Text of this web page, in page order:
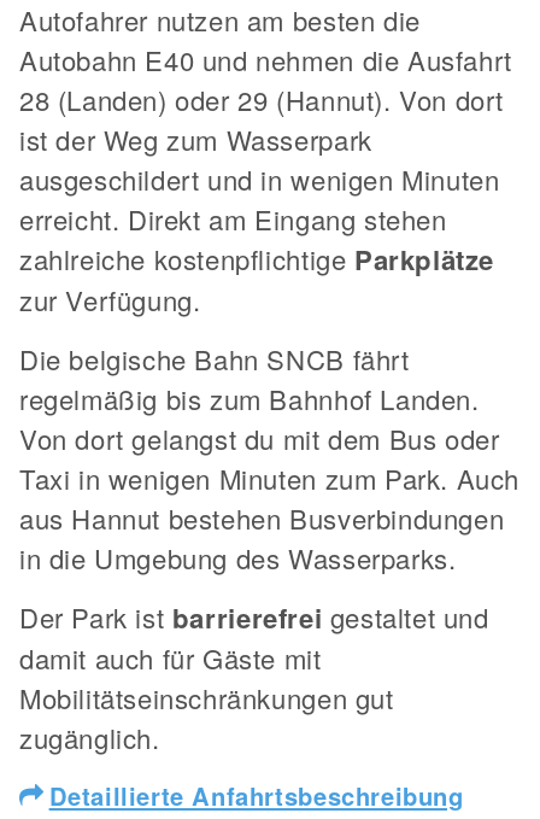
Autofahrer nutzen am besten die
Autobahn E40 und nehmen die Ausfahrt
28 (Landen) oder 29 (Hannut). Von dort
ist der Weg zum Wasserpark
ausgeschildert und in wenigen Minuten
erreicht. Direkt am Eingang stehen
zahlreiche kostenpflichtige Parkplätze
zur Verfügung.
Die belgische Bahn SNCB fährt
regelmäßig bis zum Bahnhof Landen.
Von dort gelangst du mit dem Bus oder
Taxi in wenigen Minuten zum Park. Auch
aus Hannut bestehen Busverbindungen
in die Umgebung des Wasserparks.
Der Park ist barrierefrei gestaltet und
damit auch für Gäste mit
Mobilitätseinschränkungen gut
zugänglich.
Detaillierte Anfahrtsbeschreibung